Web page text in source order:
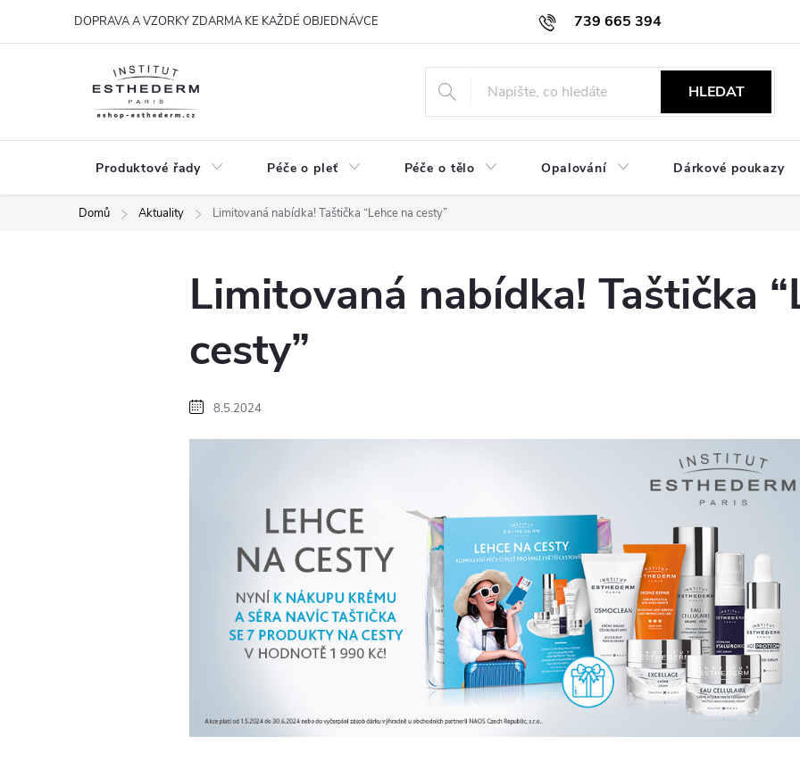
739 665 394
DOPRAVA A VZORKY ZDARMA KE KAŽDÉ OBJEDNÁVCE
HLEDAT
Produktové řady Péče o pleť Péče o tělo Opalování Dárkové poukazy
Domů Aktuality Limitovaná nabídka! Taštička “Lehce na cesty”
Limitovaná nabídka! Taštička
cesty”
8.5.2024